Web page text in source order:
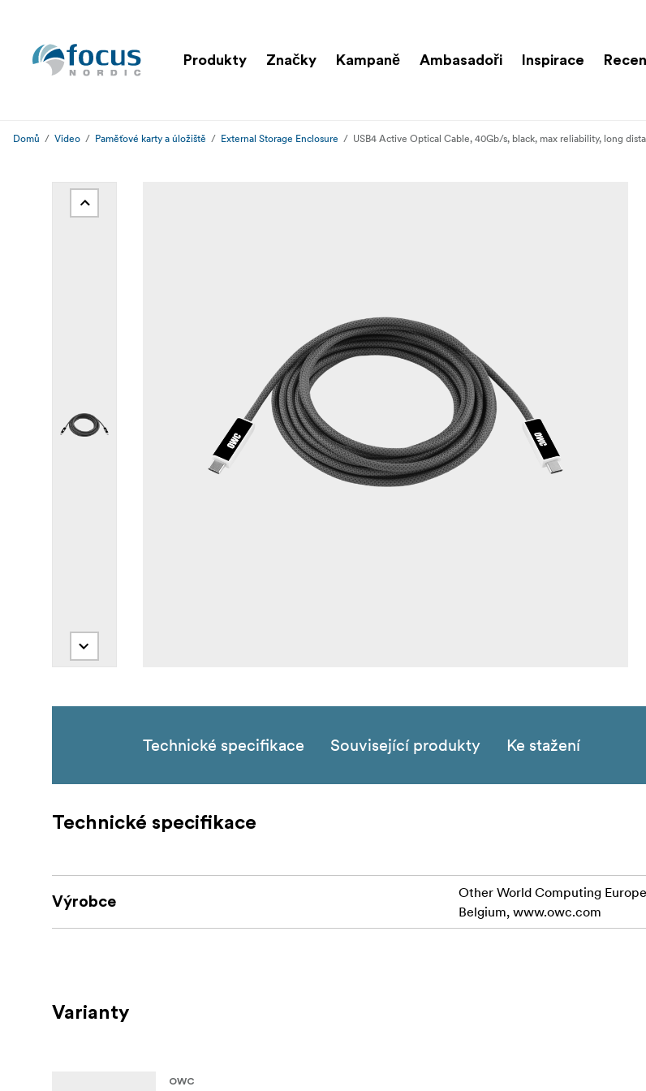
Produkty Značky Kampaně Ambasadoři Inspirace
Domů Video Paměťové karty a úložiště External Storage Enclosure USB4 Active Optical Cable, 40Gb/s, black, max reliability, long
Technické specifikace Související produkty Ke stažení
Technické specifikace
Výrobce
Other World Computing
Belgium, www.owc.com
Varianty
OWC